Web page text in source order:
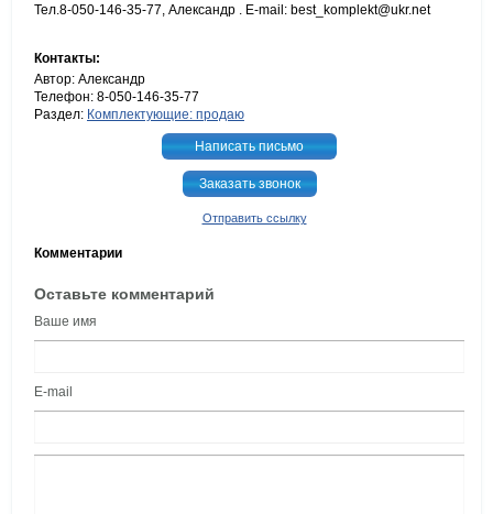
Тел.8-050-146-35-77, Александр . E-mail: best_komplekt@ukr.net
Контакты:
Автор: Александр
Телефон: 8-050-146-35-77
Раздел: Комплектующие: продаю
Написать письмо
Заказать звонок
Отправить ссылку
Комментарии
Оставьте комментарий
Ваше имя
E-mail